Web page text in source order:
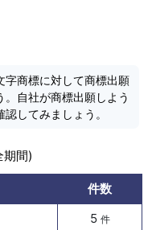
字商標に対して商標出願
自社が商標出願しよう
してみましょう。
期間)
件数
5 件